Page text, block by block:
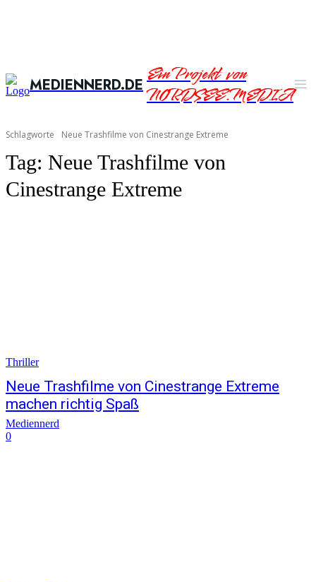
MEDIENNERD.DEEin Projekt von
NORDSEE.MEDIA
Schlagworte Neue Trashfilme von Cinestrange Extreme
Tag: Neue Trashfilme von
Cinestrange Extreme
Thriller
Neue Trashfilme von Cinestrange Extreme
machen richtig Spaß
Mediennerd
0